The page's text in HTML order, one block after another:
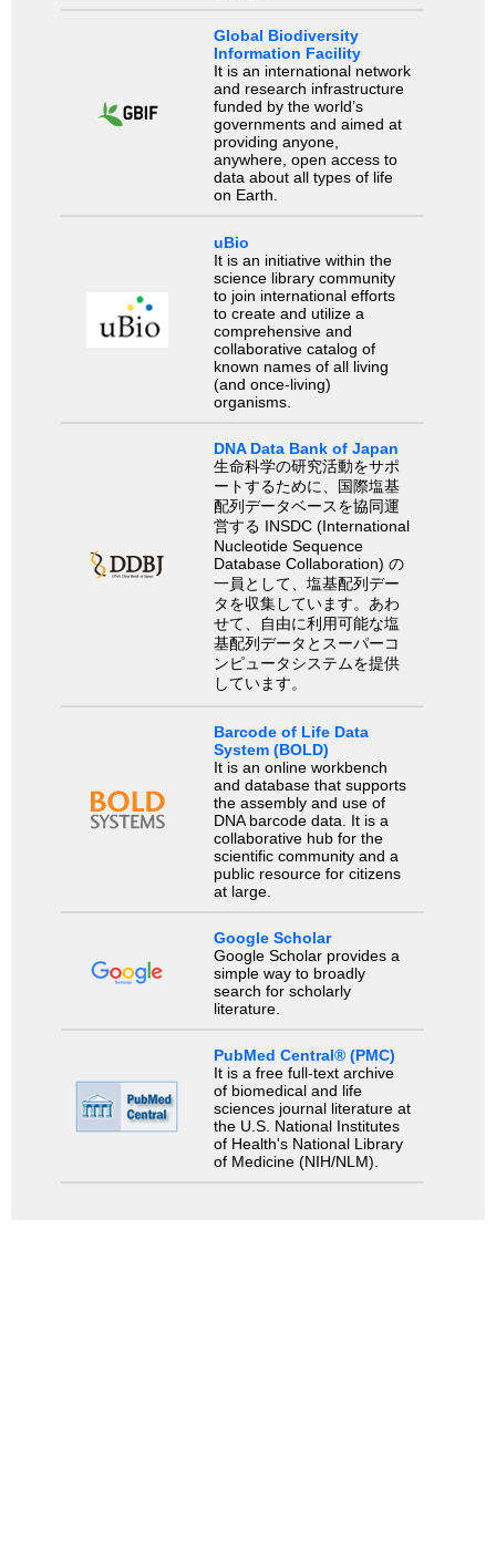
Global Biodiversity
Information Facility
It is an international network
and research infrastructure
funded by the world’s
governments and aimed at
providing anyone,
anywhere, open access to
data about all types of life
on Earth.
uBio
It is an initiative within the
science library community
to join international efforts
to create and utilize a
comprehensive and
collaborative catalog of
known names of all living
(and once-living)
organisms.
DNA Data Bank of Japan
生命科学の研究活動をサポ
ートするために、国際塩基
配列データベースを協同運
営する INSDC (International
Nucleotide Sequence
Database Collaboration) の
一員として、塩基配列デー
タを収集しています。あわ
せて、自由に利用可能な塩
基配列データとスーパーコ
ンピュータシステムを提供
しています。
Barcode of Life Data
System (BOLD)
It is an online workbench
and database that supports
the assembly and use of
DNA barcode data. It is a
collaborative hub for the
scientific community and a
public resource for citizens
at large.
Google Scholar
Google Scholar provides a
simple way to broadly
search for scholarly
literature.
PubMed Central® (PMC)
It is a free full-text archive
of biomedical and life
sciences journal literature at
the U.S. National Institutes
of Health's National Library
of Medicine (NIH/NLM).